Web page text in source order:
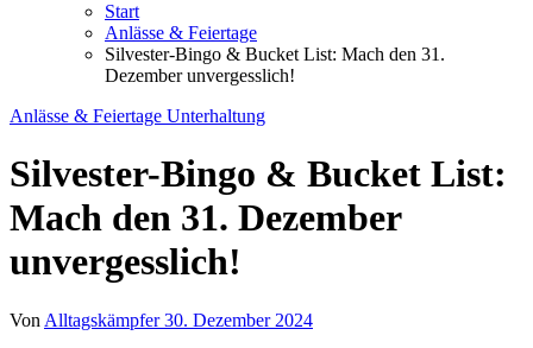
Start
Anlässe & Feiertage
Silvester-Bingo & Bucket List: Mach den 31.
Dezember unvergesslich!
Anlässe & Feiertage Unterhaltung
Silvester-Bingo & Bucket List:
Mach den 31. Dezember
unvergesslich!
Von Alltagskämpfer30. Dezember 2024